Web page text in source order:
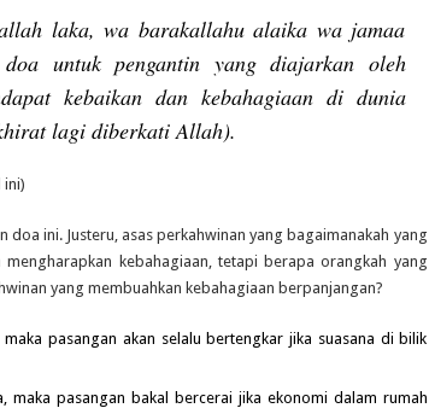
laka, wa barakallahu alaika wa jamaa
untuk pengantin yang diajarkan oleh
kebaikan dan kebahagiaan di dunia
lagi diberkati Allah).
ini)
ini. Justeru, asas perkahwinan yang bagaimanakah yang
kebahagiaan, tetapi berapa orangkah yang
yang membuahkan kebahagiaan berpanjangan?
pasangan akan selalu bertengkar jika suasana di bilik
maka pasangan bakal bercerai jika ekonomi dalam rumah